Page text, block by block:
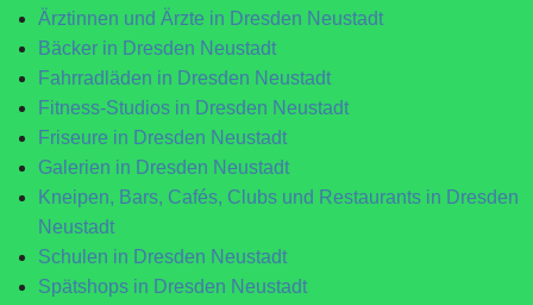
Ärztinnen und Ärzte in Dresden Neustadt
Bäcker in Dresden Neustadt
Fahrradläden in Dresden Neustadt
Fitness-Studios in Dresden Neustadt
Friseure in Dresden Neustadt
Galerien in Dresden Neustadt
Kneipen, Bars, Cafés, Clubs und Restaurants in Dresden
Neustadt
Schulen in Dresden Neustadt
Spätshops in Dresden Neustadt